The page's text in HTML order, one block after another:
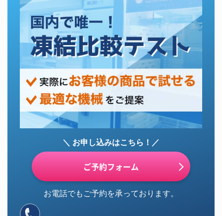
＼ お申し込みはこちら！／
ご予約フォーム
お電話でもご予約を承っております。